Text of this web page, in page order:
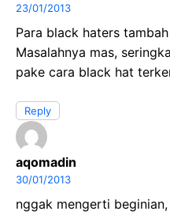
23/01/2013
Para black haters
Masalahnya mas,
pake cara black hat
Reply
aqomadin
30/01/2013
nggak mengerti